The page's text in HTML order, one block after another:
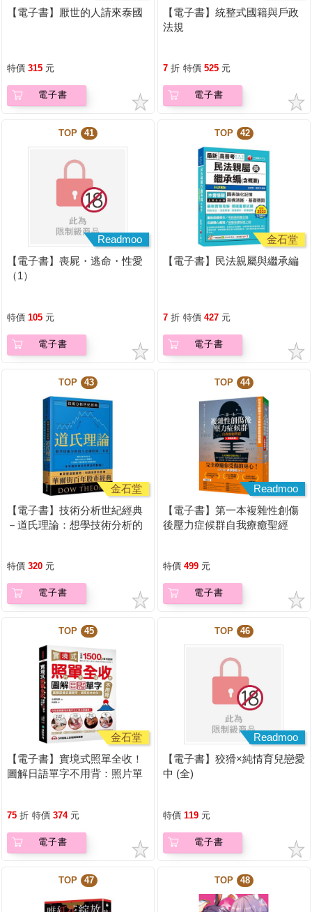
【電子書】厭世的人請來泰國
特價 315 元
電子書
【電子書】統整式國籍與戶政
法規
7 折 特價 525 元
電子書
TOP 41
Readmoo
【電子書】喪屍・逃命・性愛
（1）
特價 105 元
電子書
TOP 42
金石堂
【電子書】民法親屬與繼承編
7 折 特價 427 元
電子書
TOP 43
金石堂
【電子書】技術分析世紀經典
－道氏理論：想學技術分析的
特價 320 元
電子書
TOP 44
Readmoo
【電子書】第一本複雜性創傷
後壓力症候群自我療癒聖經
特價 499 元
電子書
TOP 45
金石堂
【電子書】實境式照單全收！
圖解日語單字不用背：照片單
物成為你的日文老師！
75 折 特價 374 元
電子書
TOP 46
Readmoo
【電子書】狡猾×純情育兒戀愛
中 (全)
特價 119 元
電子書
TOP 47 TOP 48